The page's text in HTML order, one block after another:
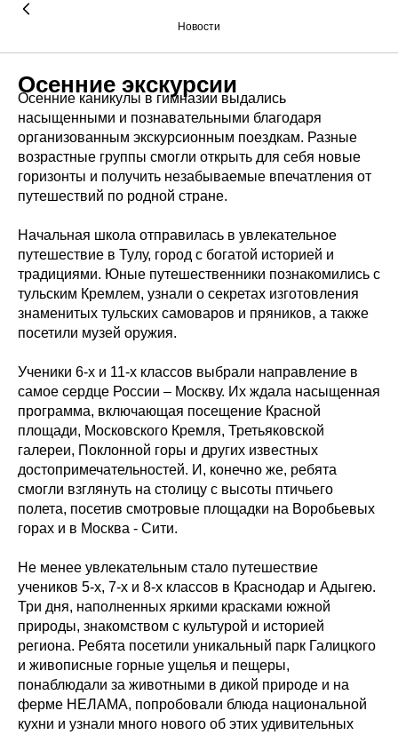
Новости
Осенние экскурсии
Осенние каникулы в гимназии выдались
насыщенными и познавательными благодаря
организованным экскурсионным поездкам. Разные
возрастные группы смогли открыть для себя новые
горизонты и получить незабываемые впечатления от
путешествий по родной стране.
Начальная школа отправилась в увлекательное
путешествие в Тулу, город с богатой историей и
традициями. Юные путешественники познакомились с
тульским Кремлем, узнали о секретах изготовления
знаменитых тульских самоваров и пряников, а также
посетили музей оружия.
Ученики 6-х и 11-х классов выбрали направление в
самое сердце России – Москву. Их ждала насыщенная
программа, включающая посещение Красной
площади, Московского Кремля, Третьяковской
галереи, Поклонной горы и других известных
достопримечательностей. И, конечно же, ребята
смогли взглянуть на столицу с высоты птичьего
полета, посетив смотровые площадки на Воробьевых
горах и в Москва - Сити.
Не менее увлекательным стало путешествие
учеников 5-х, 7-х и 8-х классов в Краснодар и Адыгею.
Три дня, наполненных яркими красками южной
природы, знакомством с культурой и историей
региона. Ребята посетили уникальный парк Галицкого
и живописные горные ущелья и пещеры,
понаблюдали за животными в дикой природе и на
ферме НЕЛАМА, попробовали блюда национальной
кухни и узнали много нового об этих удивительных